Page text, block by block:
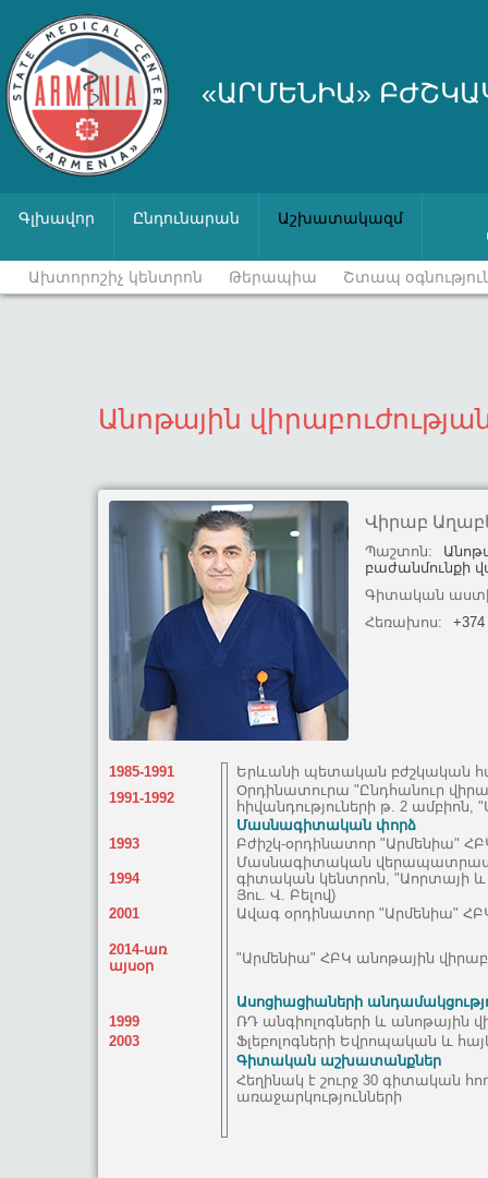
«ԱՐՄԵՆԻԱ»
Գլխավոր Ընդունարան
Աշխատակազմ
Ախտորոշիչ կենտրոն Թերապիա Շտապ
Անոթային
Վիրաբ
Պաշտոն:
բաժանմունքի
Գիտական
Հեռախոս:
+374
1985-1991
Երևանի պետական բժշկական
1991-1992
Օրդինատուրա "Ընդհանուր
հիվանդություների թ. 2 ամբիոն,
Մասնագիտական փորձ
1993
Բժիշկ-օրդինատոր "Արմենիա"
1994
Մասնագիտական
գիտական կենտրոն, "Աորտայի և
Յու. Վ. Բելով)
2001
Ավագ օրդինատոր "Արմենիա"
2014-առ
այսօր
"Արմենիա" ՀԲԿ անոթային
Ասոցիացիաների
1999
ՌԴ անգիոլոգների և անոթային
2003
Ֆլեբոլոգների Եվրոպական և
Գիտական աշխատանքներ
Հեղինակ է շուրջ 30 գիտական
առաջարկությունների